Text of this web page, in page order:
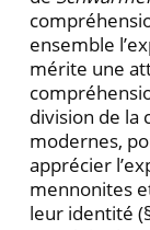
ensemble
mérite une
division de la
modernes,
apprécier
mennonites
leur identité